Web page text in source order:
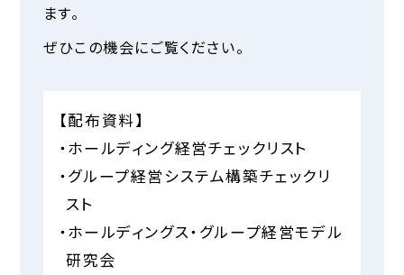
ます。
ぜひこの機会にご覧ください。
【配布資料】
・ホールディング経営チェックリスト
・グループ経営システム構築チェックリ
スト
・ホールディングス・グループ経営モデル
研究会